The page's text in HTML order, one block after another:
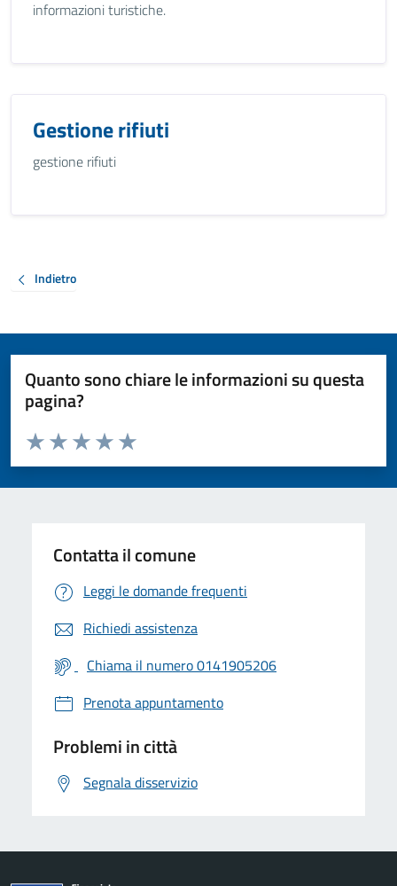
informazioni turistiche.
Gestione rifiuti
gestione rifiuti
Indietro
Quanto sono chiare le informazioni su questa
pagina?
Valuta da 1 a 5 stelle la pagina
Valuta 5 stelle su 5
Valuta 4 stelle su 5
Valuta 3 stelle su 5
Valuta 2 stelle su 5
Valuta 1 stelle su 5
Contatta il comune
Leggi le domande frequenti
Richiedi assistenza
Chiama il numero 0141905206
Prenota appuntamento
Problemi in città
Segnala disservizio